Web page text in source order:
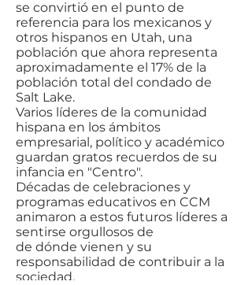
se convirtió en el punto de
referencia para los mexicanos y
otros hispanos en Utah, una
población que ahora representa
aproximadamente el 17% de la
población total del condado de
Salt Lake.
Varios líderes de la comunidad
hispana en los ámbitos
empresarial, político y académico
guardan gratos recuerdos de su
infancia en "Centro".
Décadas de celebraciones y
programas educativos en CCM
animaron a estos futuros líderes a
sentirse orgullosos de
de dónde vienen y su
responsabilidad de contribuir a la
sociedad.